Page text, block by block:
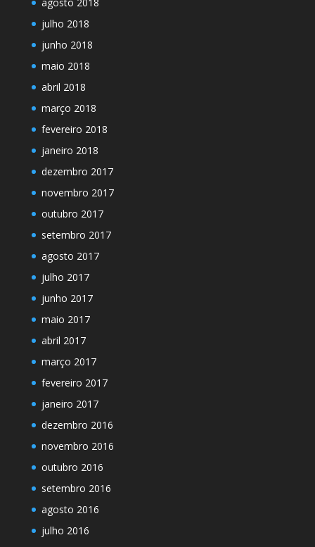
julho 2018
junho 2018
maio 2018
abril 2018
março 2018
fevereiro 2018
janeiro 2018
dezembro 2017
novembro 2017
outubro 2017
setembro 2017
agosto 2017
julho 2017
junho 2017
maio 2017
abril 2017
março 2017
fevereiro 2017
janeiro 2017
dezembro 2016
novembro 2016
outubro 2016
setembro 2016
agosto 2016
julho 2016